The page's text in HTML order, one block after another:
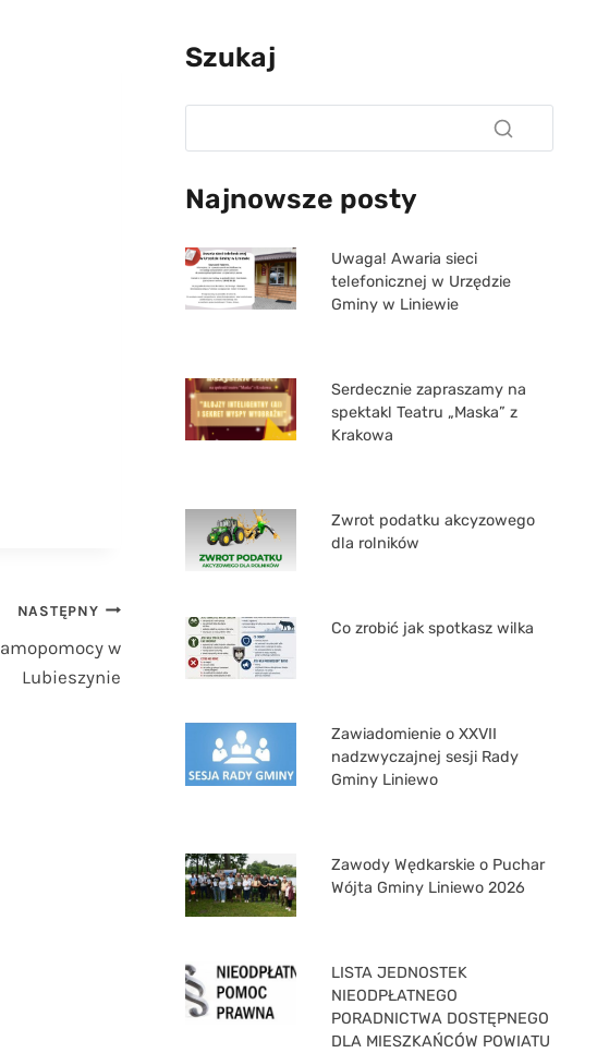
NASTĘPNY
w
Lubieszynie
Szukaj
Najnowsze posty
Uwaga! Awaria sieci
telefonicznej w Urzędzie
Gminy w Liniewie
Serdecznie zapraszamy na
spektakl Teatru „Maska” z
Krakowa
Zwrot podatku akcyzowego
dla rolników
Co zrobić jak spotkasz wilka
Zawiadomienie o XXVII
nadzwyczajnej sesji Rady
Gminy Liniewo
Zawody Wędkarskie o Puchar
Wójta Gminy Liniewo 2026
LISTA JEDNOSTEK
NIEODPŁATNEGO
PORADNICTWA DOSTĘPNEGO
DLA MIESZKAŃCÓW POWIATU